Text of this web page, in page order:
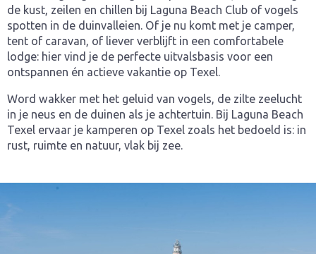
de kust, zeilen en chillen bij Laguna Beach Club of vogels
spotten in de duinvalleien. Of je nu komt met je camper,
tent of caravan, of liever verblijft in een comfortabele
lodge: hier vind je de perfecte uitvalsbasis voor een
ontspannen én actieve vakantie op Texel.
Word wakker met het geluid van vogels, de zilte zeelucht
in je neus en de duinen als je achtertuin. Bij Laguna Beach
Texel ervaar je kamperen op Texel zoals het bedoeld is: in
rust, ruimte en natuur, vlak bij zee.